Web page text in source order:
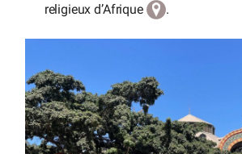
religieux d’Afrique
.